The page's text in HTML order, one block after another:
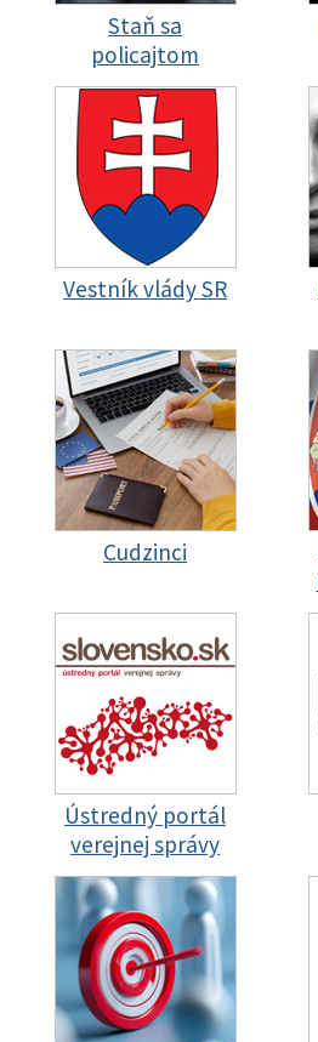
Staň sa
policajtom
Vestník vlády SR
Cudzinci
Ústredný portál
verejnej správy